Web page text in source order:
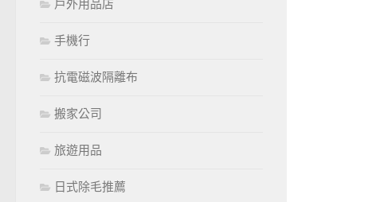
戶外用品店
手機行
抗電磁波隔離布
搬家公司
旅遊用品
日式除毛推薦